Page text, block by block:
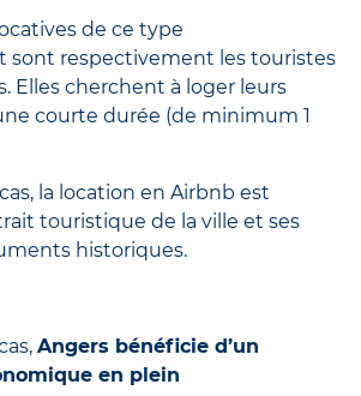
de ce type
sont respectivement les touristes
Elles cherchent à loger leurs
courte durée (de minimum 1
la location en Airbnb est
touristique de la ville et ses
historiques.
Angers bénéficie d’un
en plein